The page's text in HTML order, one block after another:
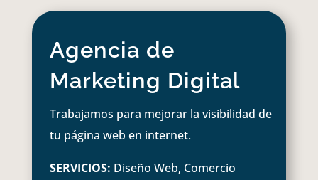
Agencia de
Marketing Digital
Trabajamos para mejorar la visibilidad de
tu página web en internet.
SERVICIOS: Diseño Web, Comercio